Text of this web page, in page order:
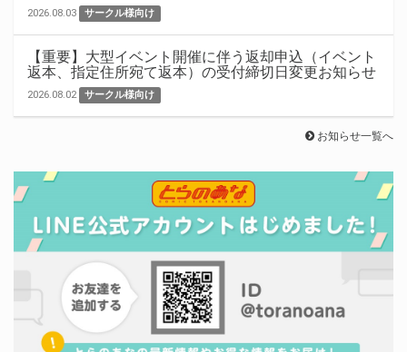
2026.08.03 サークル様向け
【重要】大型イベント開催に伴う返却申込（イベント
返本、指定住所宛て返本）の受付締切日変更お知らせ
2026.08.02 サークル様向け
お知らせ一覧へ